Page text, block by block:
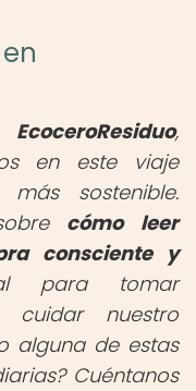
EcoceroResiduo,
en este viaje
sostenible.
cómo leer
consciente y
para tomar
cuidar nuestro
alguna de estas
Cuéntanos